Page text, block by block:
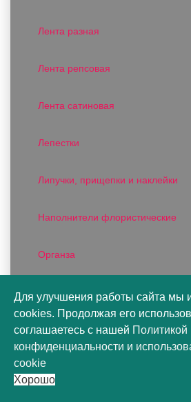
Лента разная
Лента репсовая
Лента сатиновая
Лепестки
Липучки, прищепки и наклейки
Наполнители флористические
Органза
Пакеты подарочные
Пакеты цветочные
Для улучшения работы сайта мы
cookies. Продолжая его
соглашаетесь с нашей Политикой
конфиденциальности и
cookie
Хорошо